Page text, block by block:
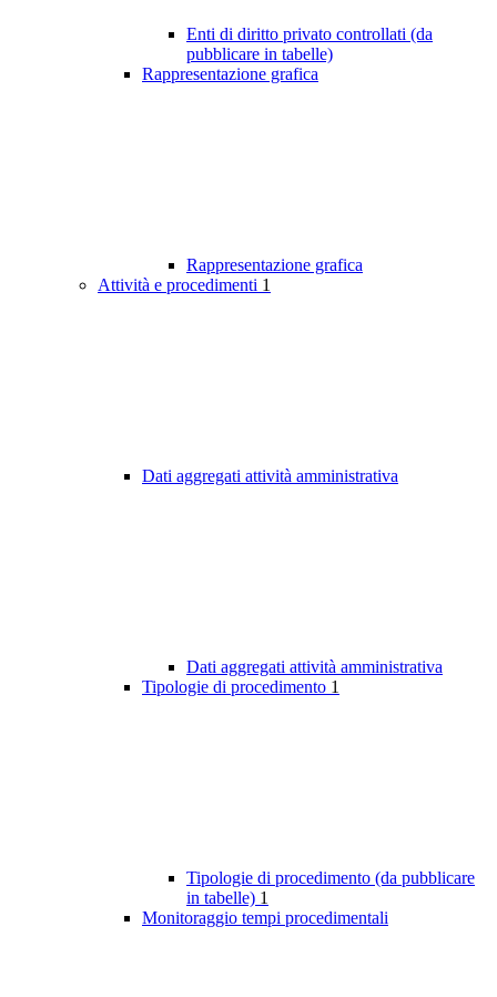
Enti di diritto privato controllati (da
pubblicare in tabelle)
Rappresentazione grafica
Rappresentazione grafica
Attività e procedimenti 1
Dati aggregati attività amministrativa
Dati aggregati attività amministrativa
Tipologie di procedimento 1
Tipologie di procedimento (da pubblicare
in tabelle) 1
Monitoraggio tempi procedimentali